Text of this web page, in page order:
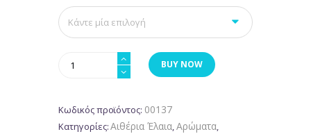
BUY NOW
Κωδικός προϊόντος: 00137
Κατηγορίες:Αιθέρια Έλαια,Αρώματα,